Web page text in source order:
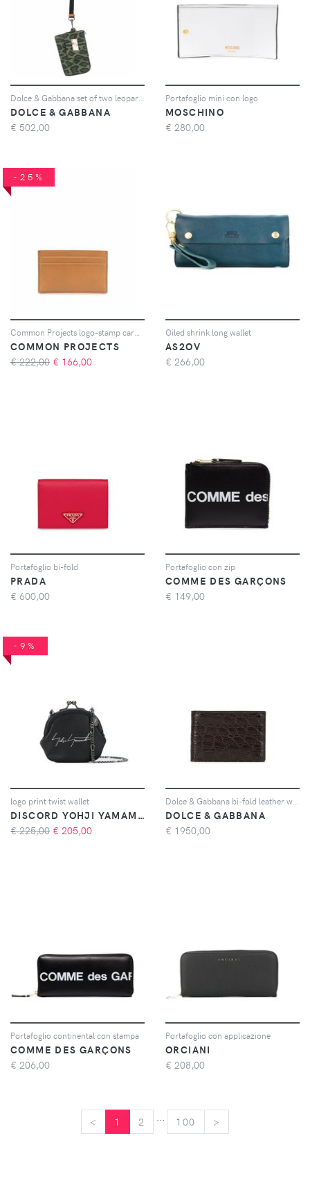
DOLCE & GABBANA
€ 502,00
Portafoglio mini con logo
MOSCHINO
€ 280,00
-25%
COMMON PROJECTS
€ 222,00 € 166,00
Oiled shrink long wallet
AS2OV
€ 266,00
Portafoglio bi-fold
PRADA
€ 600,00
Portafoglio con zip
COMME DES GARÇONS
€ 149,00
-9%
logo print twist wallet
DISCORD YOHJI YAMAMOTO
€ 225,00 € 205,00
DOLCE & GABBANA
€ 1950,00
Portafoglio continental con stampa
COMME DES GARÇONS
€ 206,00
Portafoglio con applicazione
ORCIANI
€ 208,00
< 1 2 100 >